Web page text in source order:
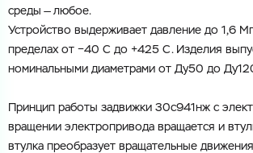
среды — любое.
Устройство выдерживает давление до 1 ,6
пределах от −40 С до +425 С. Изделия
номинальными диаметрами от Ду50 до
Принцип работы задвижки 30с941нж с
вращении электропривода вращается и
втулка преобразует вращательные движения